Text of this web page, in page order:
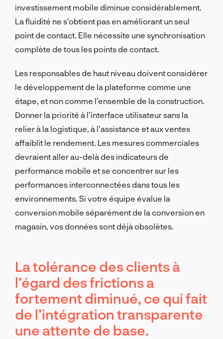
investissement mobile diminue considérablement.
La fluidité ne s’obtient pas en améliorant un seul
point de contact. Elle nécessite une synchronisation
complète de tous les points de contact.
Les responsables de haut niveau doivent considérer
le développement de la plateforme comme une
étape, et non comme l’ensemble de la construction.
Donner la priorité à l’interface utilisateur sans la
relier à la logistique, à l’assistance et aux ventes
affaiblit le rendement. Les mesures commerciales
devraient aller au-delà des indicateurs de
performance mobile et se concentrer sur les
performances interconnectées dans tous les
environnements. Si votre équipe évalue la
conversion mobile séparément de la conversion en
magasin, vos données sont déjà obsolètes.
La tolérance des clients à
l’égard des frictions a
fortement diminué, ce qui fait
de l’intégration transparente
une attente de base.